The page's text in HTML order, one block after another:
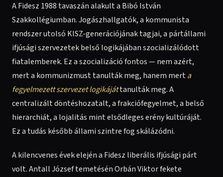
A Fidesz 1988 tavaszán alakult a Bibó István
Szakkollégiumban. Jogászhallgatók, a kommunista
rendszer utolsó KISZ-generációjának tagjai, a pártállami
ifjúsági szervezetek belső logikájában szocializálódott
fiatalemberek. Ez a szocializáció fontos — nem azért,
mert a kommunizmust tanulták meg, hanem merta
fegyelmezett szervezet logikájáttanulták meg. A
centralizált döntéshozatalt, a frakciófegyelmet, a belső
hierarchiát, a lojalitás mint elsődleges erény kultúráját.
Ez a tudás később állami szintre fog skálázódni.
A kilencvenes évek elején a Fidesz liberális ifjúsági párt
volt. Antall József temetésén Orbán Viktor fekete